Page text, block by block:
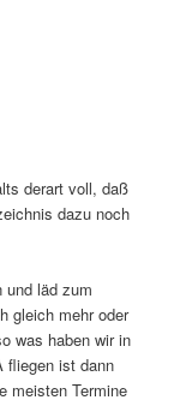
derart voll, daß
dazu noch
und läd zum
gleich mehr oder
was haben wir in
fliegen ist dann
meisten Termine